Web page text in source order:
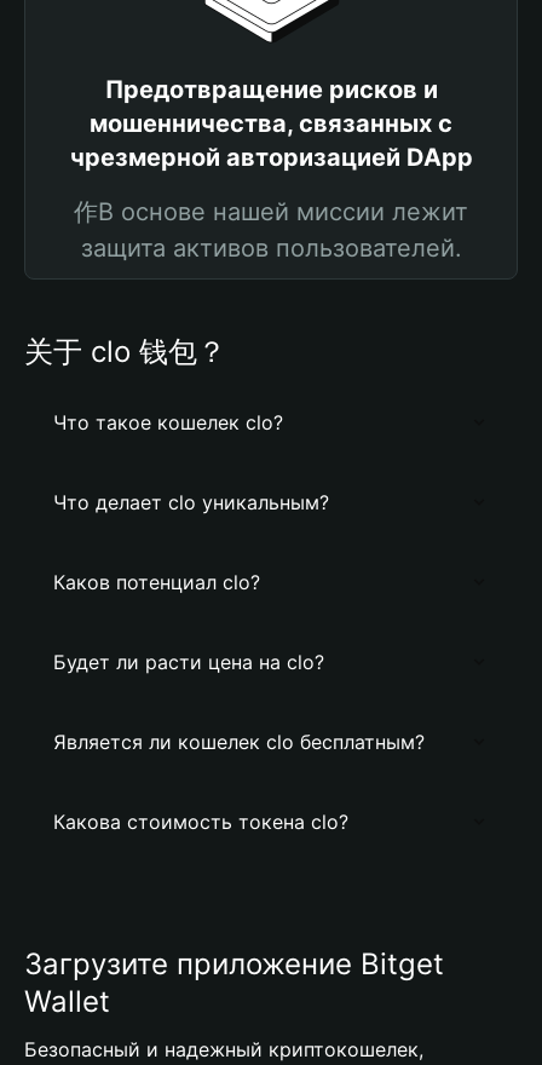
Предотвращение рисков и
мошенничества, связанных с
чрезмерной авторизацией DApp
作В основе нашей миссии лежит
защита активов пользователей.
关于 clo 钱包？
Что такое кошелек clo?
Что делает clo уникальным?
Каков потенциал clo?
Будет ли расти цена на clo?
Является ли кошелек clo бесплатным?
Какова стоимость токена clo?
Загрузите приложение Bitget
Wallet
Безопасный и надежный криптокошелек,